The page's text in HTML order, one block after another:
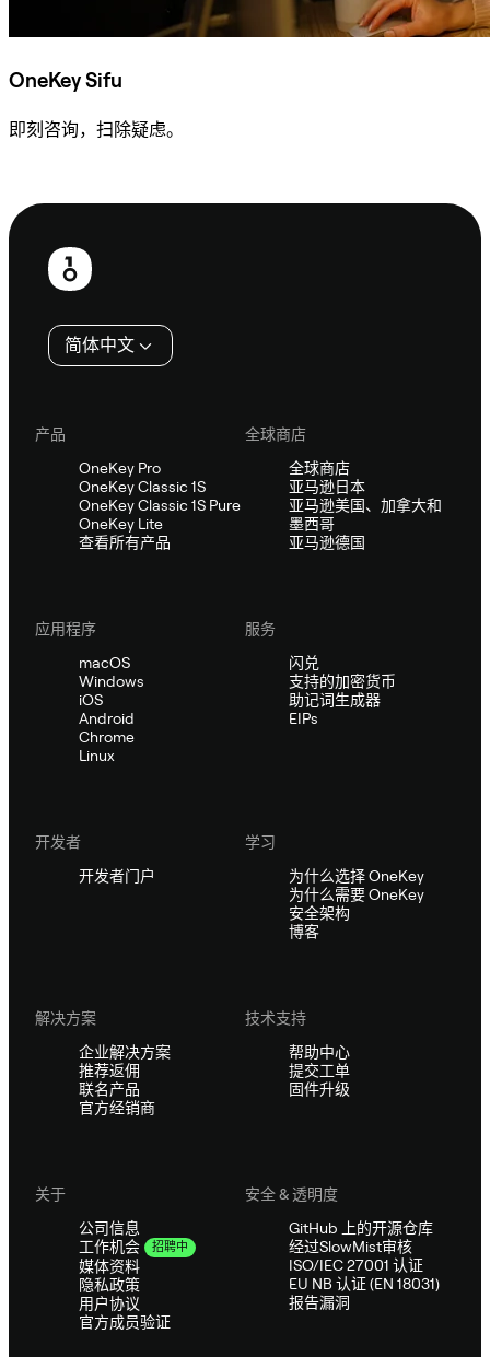
OneKey Sifu
即刻咨询，扫除疑虑。
页
简体中文
产品
OneKey Pro
OneKey Classic 1S
OneKey Classic 1S Pure
OneKey Lite
查看所有产品
全球商店
全球商店
亚马逊日本
亚马逊美国、加拿大和
墨西哥
亚马逊德国
应用程序
macOS
Windows
iOS
Android
Chrome
Linux
服务
闪兑
支持的加密货币
助记词生成器
EIPs
开发者
开发者门户
学习
为什么选择 OneKey
为什么需要 OneKey
安全架构
博客
解决方案
企业解决方案
推荐返佣
联名产品
官方经销商
技术支持
帮助中心
提交工单
固件升级
关于
公司信息
工作机会
招聘中
媒体资料
隐私政策
用户协议
官方成员验证
安全 & 透明度
GitHub 上的开源仓库
经过SlowMist审核
ISO/IEC 27001 认证
EU NB 认证 (EN 18031)
报告漏洞